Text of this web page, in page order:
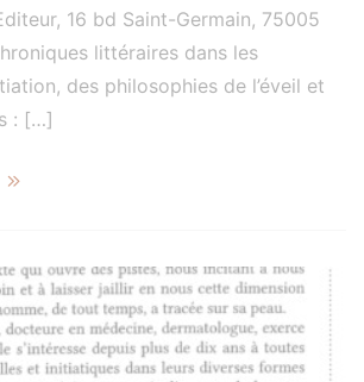
16 bd Saint-Germain, 75005
littéraires dans les
des philosophies de l’éveil et
: […]